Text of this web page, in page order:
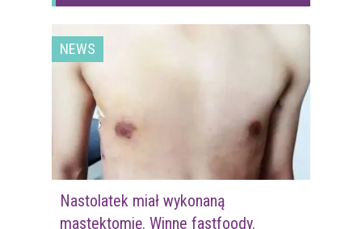
NEWS
Nastolatek miał wykonaną
mastektomię. Winne fastfoody.